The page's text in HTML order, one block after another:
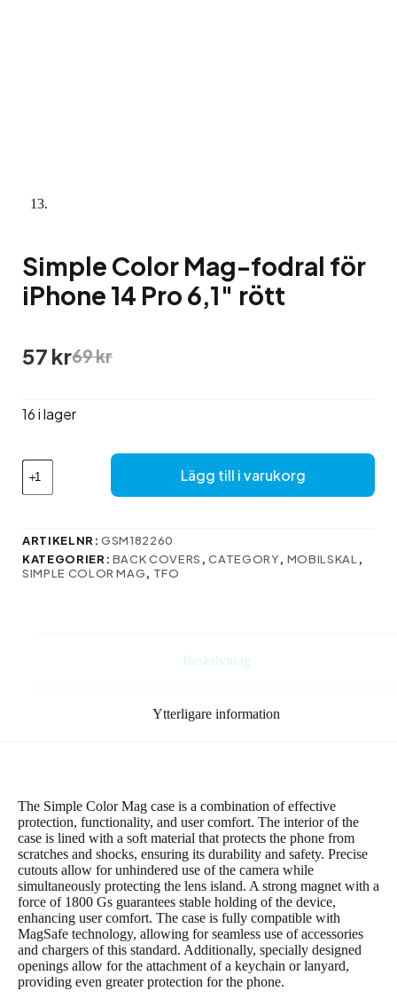
Simple Color Mag-fodral för
iPhone 14 Pro 6,1″ rött
69kr
Det
ursprungliga
var:
57 krDet
nuvarande
är:
16 i lager
Simple
Color
Mag-
för
14
Lägg till i varukorg
ARTIKELNR:GSM182260
KATEGORIER: BACK COVERS ,CATEGORY, MOBILSKAL ,
SIMPLE COLOR MAG, TFO
Beskrivning
Ytterligare information
The Simple Color Mag case is a combination of effective
protection, functionality, and user comfort. The interior of the
case is lined with a soft material that protects the phone from
scratches and shocks, ensuring its durability and safety. Precise
cutouts allow for unhindered use of the camera while
simultaneously protecting the lens island. A strong magnet with a
force of 1800 Gs guarantees stable holding of the device,
enhancing user comfort. The case is fully compatible with
MagSafe technology, allowing for seamless use of accessories
and chargers of this standard. Additionally, specially designed
openings allow for the attachment of a keychain or lanyard,
providing even greater protection for the phone.